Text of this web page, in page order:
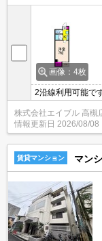
画像：4枚
2沿線利用可能で
株式会社エイブル 高槻
情報更新日 2026/08/08
賃貸マンション マン